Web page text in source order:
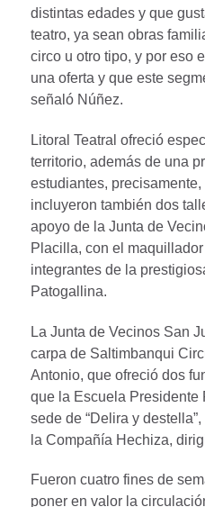
distintas edades y que
teatro, ya sean obras
circo u otro tipo, y por eso
una oferta y que este
señaló Núñez.
Litoral Teatral ofreció
territorio, además de una
estudiantes,
incluyeron también dos
apoyo de la Junta de
Placilla, con el
integrantes de la
Patogallina.
La Junta de Vecinos San
carpa de Saltimbanqui
Antonio, que ofreció dos
que la Escuela Presidente
sede de “Delira y
la Compañía Hechiza,
Fueron cuatro fines de
poner en valor la